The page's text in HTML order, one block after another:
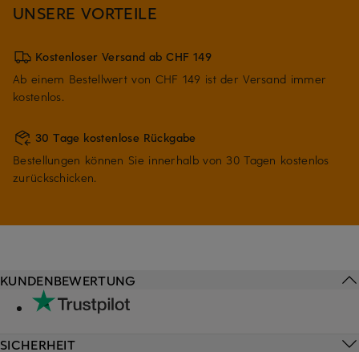
UNSERE VORTEILE
Kostenloser Versand ab CHF 149
Ab einem Bestellwert von CHF 149 ist der Versand immer
kostenlos.
30 Tage kostenlose Rückgabe
Bestellungen können Sie innerhalb von 30 Tagen kostenlos
zurückschicken.
KUNDENBEWERTUNG
SICHERHEIT